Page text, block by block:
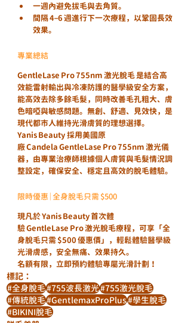
一週內避免拔毛與去角質。
間隔 4–6 週進行下一次療程，以鞏固長效
效果。
專業總結
GentleLase Pro 755nm 激光脫毛 是結合高
效能雷射輸出與冷凍防護的醫學級安全方案，
能高效去除多餘毛髮，同時改善毛孔粗大、膚
色暗啞與敏感問題。無創、舒適、見效快，是
現代都市人維持光滑膚質的理想選擇。
Yanis Beauty 採用美國原
廠 Candela GentleLase Pro 755nm 激光儀
器，由專業治療師根據個人膚質與毛髮情況調
整設定，確保安全、穩定且高效的脫毛體驗。
限時優惠｜全身脫毛只需 $500
現凡於 Yanis Beauty 首次體
驗 GentleLase Pro 激光脫毛療程，可享「全
身脫毛只需 $500 優惠價」，輕鬆體驗醫學級
光滑膚感，安全無痛、效果持久。
名額有限，立即預約體驗專屬光滑計劃！
標記：
#全身脫毛#755波長激光#755激光脫毛
#傳統脫毛#GentlemaxProPlus#學生脫毛
#BIKINI脫毛